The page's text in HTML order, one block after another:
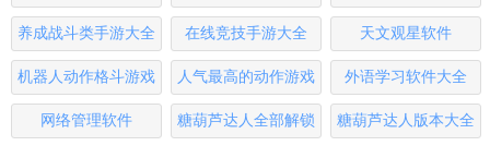
养成战斗类手游大全 在线竞技手游大全 天文观星软件
机器人动作格斗游戏
大全
人气最高的动作游戏
排行榜
外语学习软件大全
网络管理软件
糖葫芦达人全部解锁
糖葫芦达人版本大全